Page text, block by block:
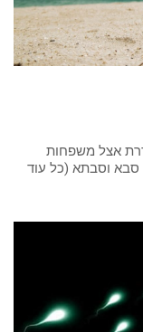
אצל משפחות
סבא וסבתא (כל עוד